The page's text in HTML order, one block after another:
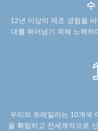
수
12년 이상의 제조 경험을
대를 뛰어넘기 위해 노력하
우리의 트레일러는 10개국
을 확립하고 전세계적으로